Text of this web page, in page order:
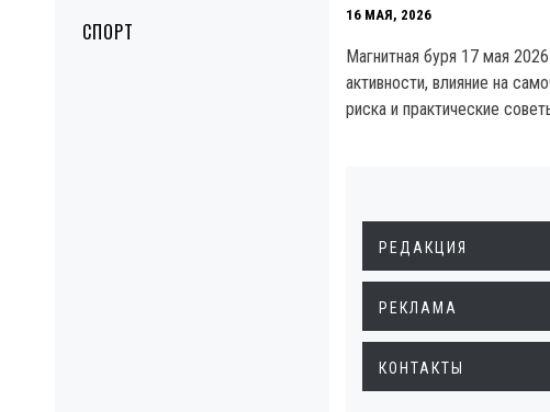
СПОРТ
16 МАЯ, 2026
Магнитная буря 17 мая
активности, влияние на
риска и практические
РЕДАКЦИЯ
РЕКЛАМА
КОНТАКТЫ